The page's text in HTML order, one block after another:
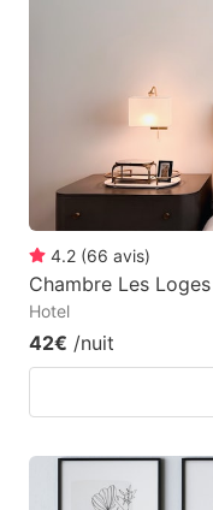
4.2 (66 avis)
Chambre Les Loges
Hotel
42€ /nuit